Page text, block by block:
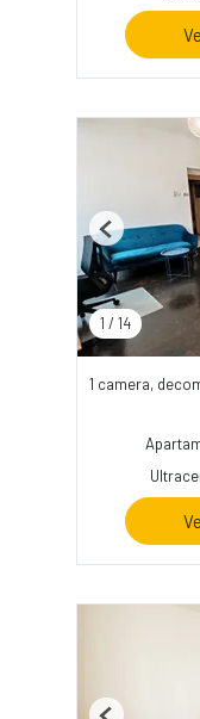
1 / 14
Previous
1 camera,